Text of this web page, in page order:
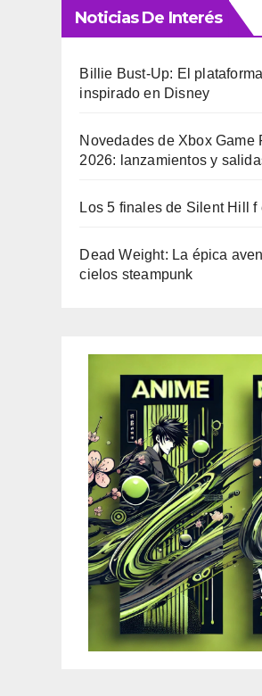
Noticias De Interés
Billie Bust-Up: El
inspirado en Disney
Novedades de Xbox Game
2026: lanzamientos y
Los 5 finales de Silent Hill f
Dead Weight: La épica
cielos steampunk